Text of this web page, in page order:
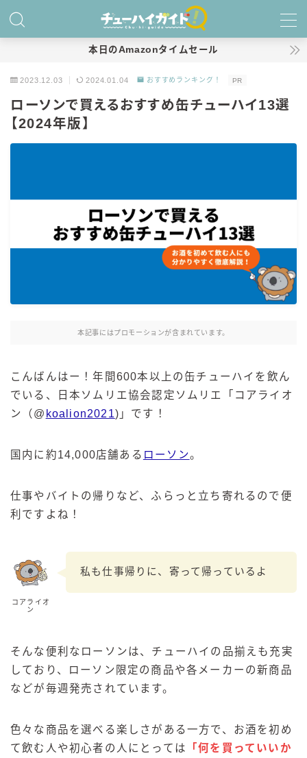
特集！
氷結
麒麟特製サワー
スミノフ セルツァー
サントリー
ー196℃ 瞬間凍結
CRAFT－196℃
こだわり酒場
BAR Pomum（バー・ポームム）
角ハイボール
トリスハイボール
鏡月焼酎ハイ
アサヒ
ザ・レモンクラフト
本日のAmazonタイムセール
2023.12.03 2024.01.04 おすすめランキング！ PR
ローソンで買えるおすすめ缶チューハイ13選
【2024年版】
本記事にはプロモーションが含まれています。
こんばんはー！年間600本以上の缶チューハイを飲ん
でいる、日本ソムリエ協会認定ソムリエ「コアライオ
ン（@ koalion2021)」です！
国内に約14,000店舗ある ローソン。
仕事やバイトの帰りなど、ふらっと立ち寄れるので便
利ですよね！
コアライオ
ン
私も仕事帰りに、寄って帰っているよ
そんな便利なローソンは、チューハイの品揃えも充実
しており、ローソン限定の商品や各メーカーの新商品
などが毎週発売されています。
色々な商品を選べる楽しさがある一方で、お酒を初め
て飲む人や初心者の人にとっては
「何を買っていいか